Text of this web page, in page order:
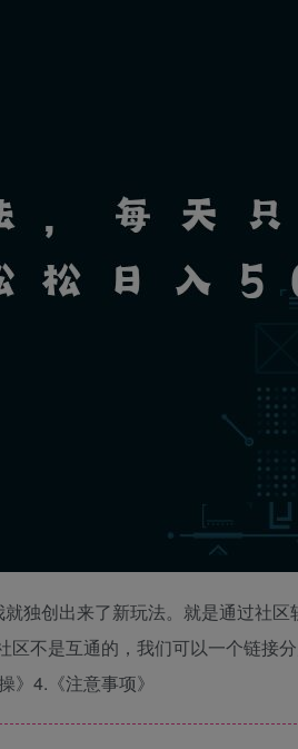
独创出来了新玩法。就是通过社
不是互通的，我们可以一个链接
4.《注意事项》